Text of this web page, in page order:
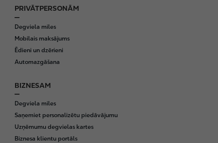
F
o
o
t
e
PRIVĀTPERSONĀM
Degviela miles
Mobilais maksājums
Ēdieni un dzērieni
Automazgāšana
BIZNESAM
Degviela miles
Saņemiet personalizētu piedāvājumu
Uzņēmumu degvielas kartes
Biznesa klientu portāls